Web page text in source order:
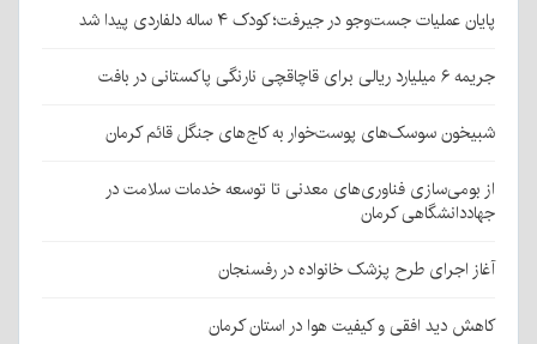
پایان عملیات جست‌وجو در جیرفت؛ کودک ۴ ساله دلفاردی پیدا شد
جریمه ۶ میلیارد ریالی برای قاچاقچی نارنگی پاکستانی در بافت
شبیخون سوسک‌های پوست‌خوار به کاج‌های جنگل قائم کرمان
از بومی‌سازی فناوری‌های معدنی تا توسعه خدمات سلامت در
جهاددانشگاهی کرمان
آغاز اجرای طرح پزشک خانواده در رفسنجان
کاهش دید افقی و کیفیت هوا در استان کرمان